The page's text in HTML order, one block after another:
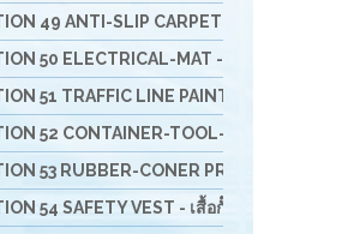
49 ANTI-SLIP CARPET & RUBBER
50 ELECTRICAL-MAT - แผ่นพื้นยางกันไ
51 TRAFFIC LINE PAINTING -งานทาสี ตี
52 CONTAINER-TOOL-CUSTO-รถเข็น-
53 RUBBER-CONER PROTECTORS - ย
54 SAFETY VEST - เสื้อกั๊กจราจร